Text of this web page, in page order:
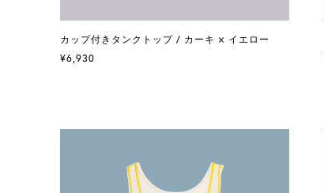
カップ付きタンクトップ / カーキ × イエロー
¥6,930